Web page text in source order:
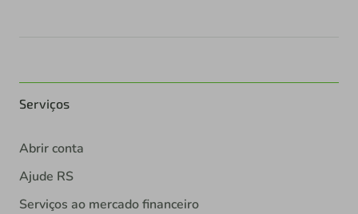
Serviços
Abrir conta
Ajude RS
Serviços ao mercado financeiro